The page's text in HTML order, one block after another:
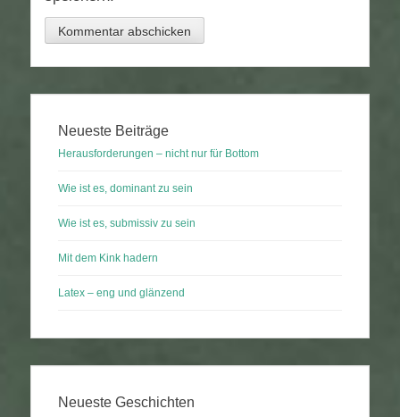
Neueste Beiträge
Herausforderungen – nicht nur für Bottom
Wie ist es, dominant zu sein
Wie ist es, submissiv zu sein
Mit dem Kink hadern
Latex – eng und glänzend
Neueste Geschichten